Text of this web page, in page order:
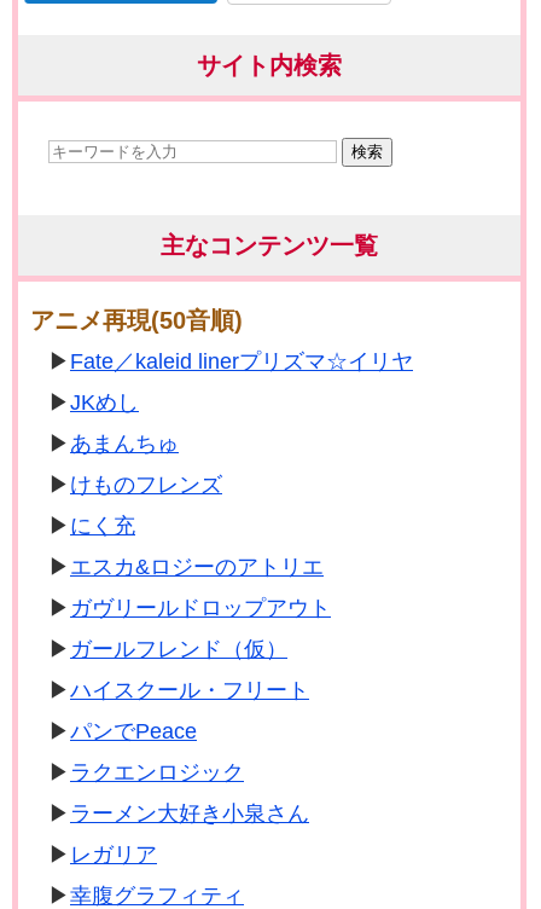
サイト内検索
検索
主なコンテンツ一覧
アニメ再現(50音順)
Fate／kaleid linerプリズマ☆イリヤ
JKめし
あまんちゅ
けものフレンズ
にく充
エスカ&ロジーのアトリエ
ガヴリールドロップアウト
ガールフレンド（仮）
ハイスクール・フリート
パンでPeace
ラクエンロジック
ラーメン大好き小泉さん
レガリア
幸腹グラフィティ